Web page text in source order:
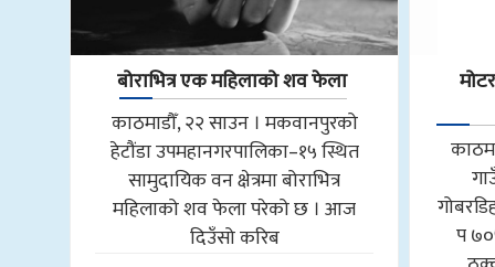
बोराभित्र एक महिलाको शव फेला
काठमाडौँ, २२ साउन । मकवानपुरको
हेटौंडा उपमहानगरपालिका–१५ स्थित
सामुदायिक वन क्षेत्रमा बोराभित्र
महिलाको शव फेला परेको छ । आज
दिउँसो करिब
प